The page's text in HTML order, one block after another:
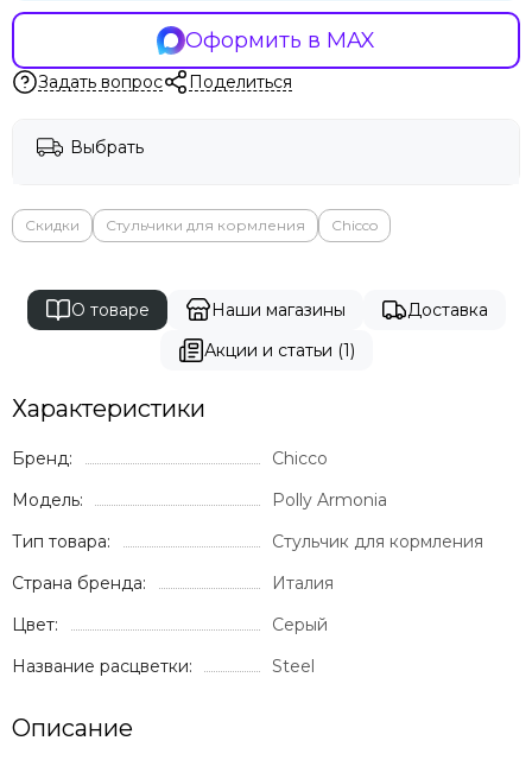
Оформить в MAX
Задать вопрос Поделиться
Выбрать
Скидки Стульчики для кормления Chicco
О товаре Наши магазины
Доставка
Акции и статьи (1)
Характеристики
Бренд:
Chicco
Модель:
Polly Armonia
Тип товара:
Стульчик для кормления
Страна бренда:
Италия
Цвет:
Серый
Название расцветки:
Steel
Описание